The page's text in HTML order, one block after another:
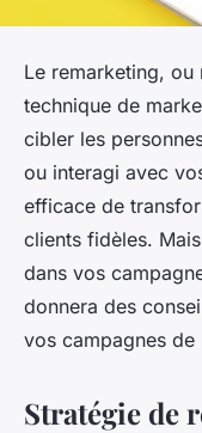
Le remarketing, ou
technique de
cibler les
ou interagi avec
efficace de
clients fidèles.
dans vos
donnera des
vos campagnes de
Stratégie de